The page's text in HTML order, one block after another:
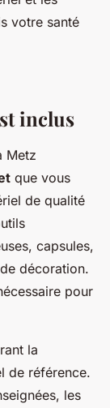
votre santé
inclus
Metz
que vous
de qualité
capsules,
décoration.
pour
la
de référence.
les